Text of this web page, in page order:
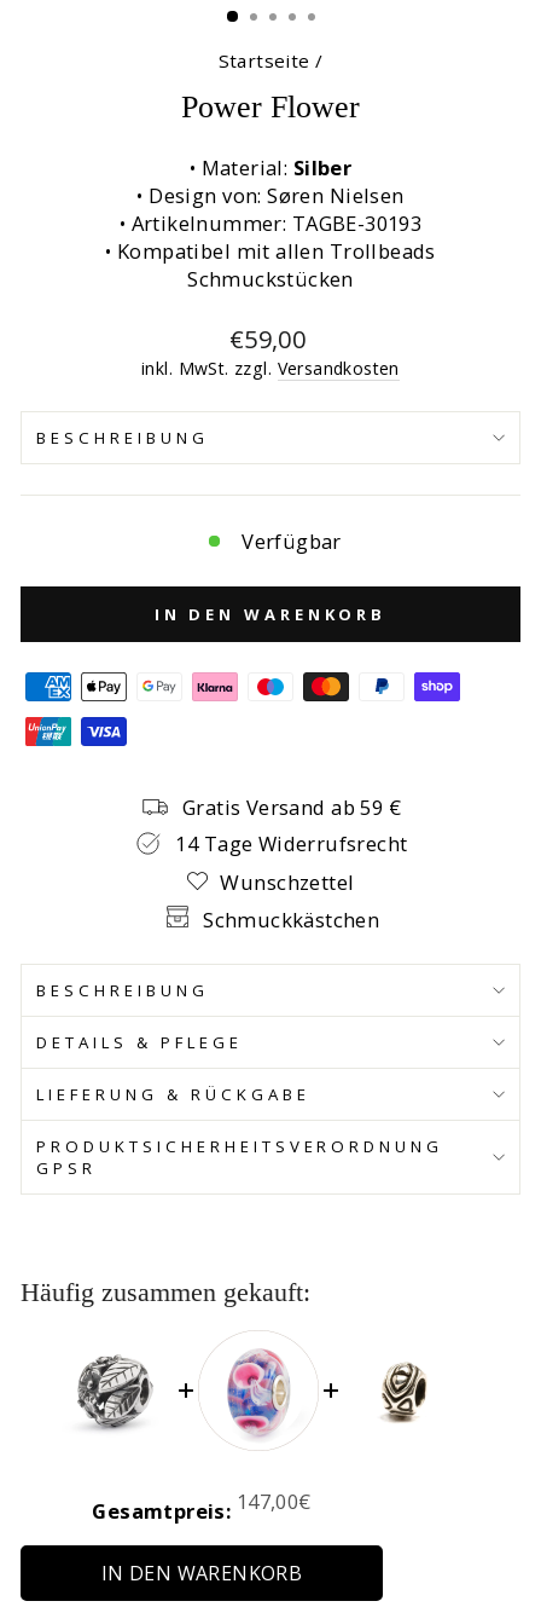
Startseite /
Power Flower
• Material: Silber
• Design von: Søren Nielsen
• Artikelnummer: TAGBE-30193
• Kompatibel mit allen Trollbeads
Schmuckstücken
Normaler
Preis
€59,00
inkl. MwSt. zzgl. Versandkosten
BESCHREIBUNG
Verfügbar
IN DEN WARENKORB
Gratis Versand ab 59 €
14 Tage Widerrufsrecht
Wunschzettel
Schmuckkästchen
BESCHREIBUNG
DETAILS & PFLEGE
LIEFERUNG & RÜCKGABE
PRODUKTSICHERHEITSVERORDNUNG
GPSR
Häufig zusammen gekauft:
Gesamtpreis: Price
147,00€
IN DEN WARENKORB